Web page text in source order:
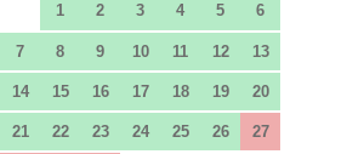
1 2 3 4 5 6
7 8 9 10 11 12 13
14 15 16 17 18 19 20
21 22 23 24 25 26 27